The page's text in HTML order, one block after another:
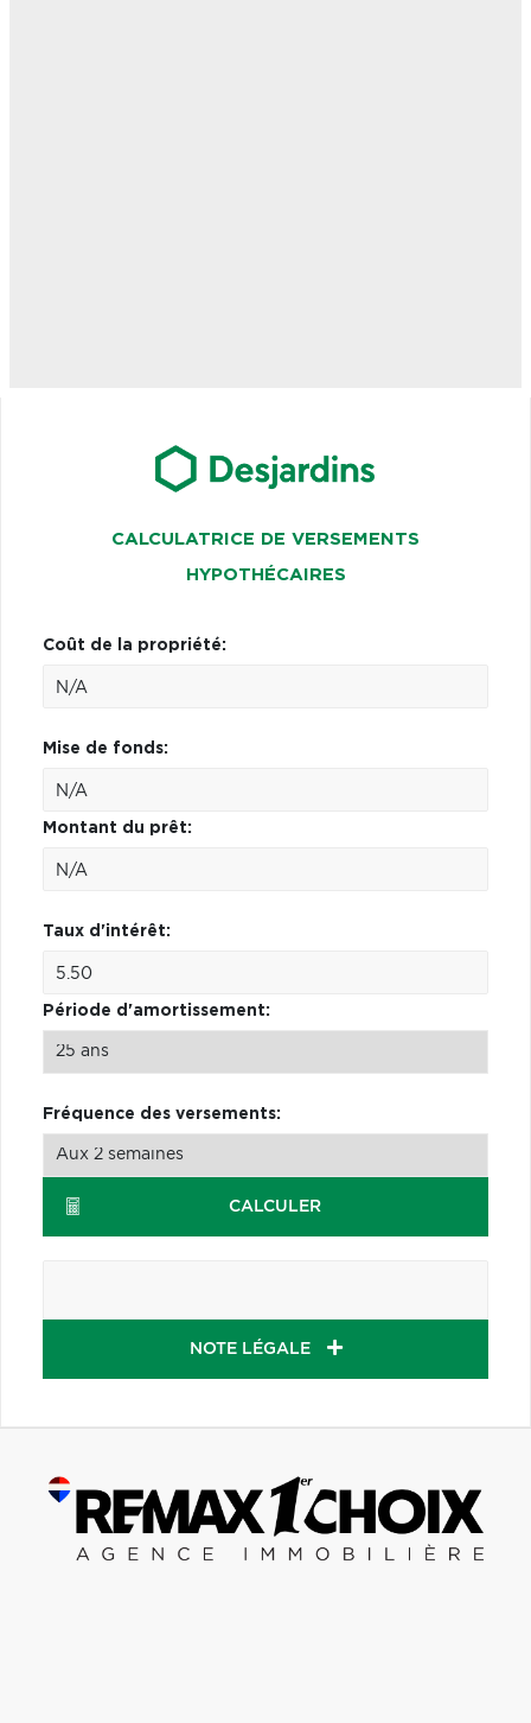
CALCULATRICE DE VERSEMENTS
HYPOTHÉCAIRES
Coût de la propriété:
Mise de fonds:
Montant du prêt:
Taux d'intérêt:
Période d'amortissement:
Fréquence des versements:
CALCULER
NOTE LÉGALE